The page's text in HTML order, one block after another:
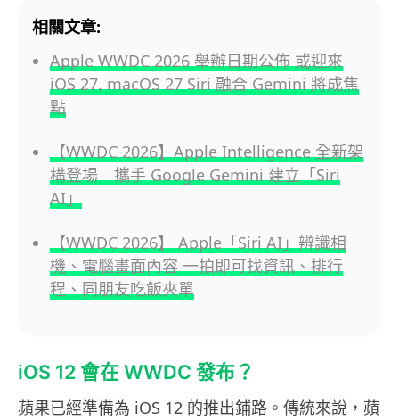
相關文章:
Apple WWDC 2026 舉辦日期公佈 或迎來
iOS 27, macOS 27 Siri 融合 Gemini 將成焦
點
【WWDC 2026】Apple Intelligence 全新架
構登場 攜手 Google Gemini 建立「Siri
AI」
【WWDC 2026】 Apple「Siri AI」辨識相
機、電腦畫面內容 一拍即可找資訊、排行
程、同朋友吃飯夾單
iOS 12 會在 WWDC 發布？
蘋果已經準備為 iOS 12 的推出鋪路。傳統來說，蘋